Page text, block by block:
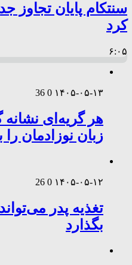
سنتکام پایان تجاوز
کرد
۶:۰۵
۱۴۰۵-۰۵-۱۳ 0
36
هر گریه‌ای
زبان نوزادمان را
۱۴۰۵-۰۵-۱۲ 0
26
تغذیه پدر
بگذارد